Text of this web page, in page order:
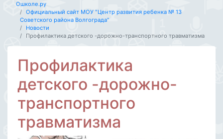
Ошколе.ру
Официальный сайт МОУ "Центр развития ребенка № 13
Советского района Волгограда"
Новости
Профилактика детского -дорожно-транспортного травматизма
Профилактика
детского -дорожно-
транспортного
травматизма